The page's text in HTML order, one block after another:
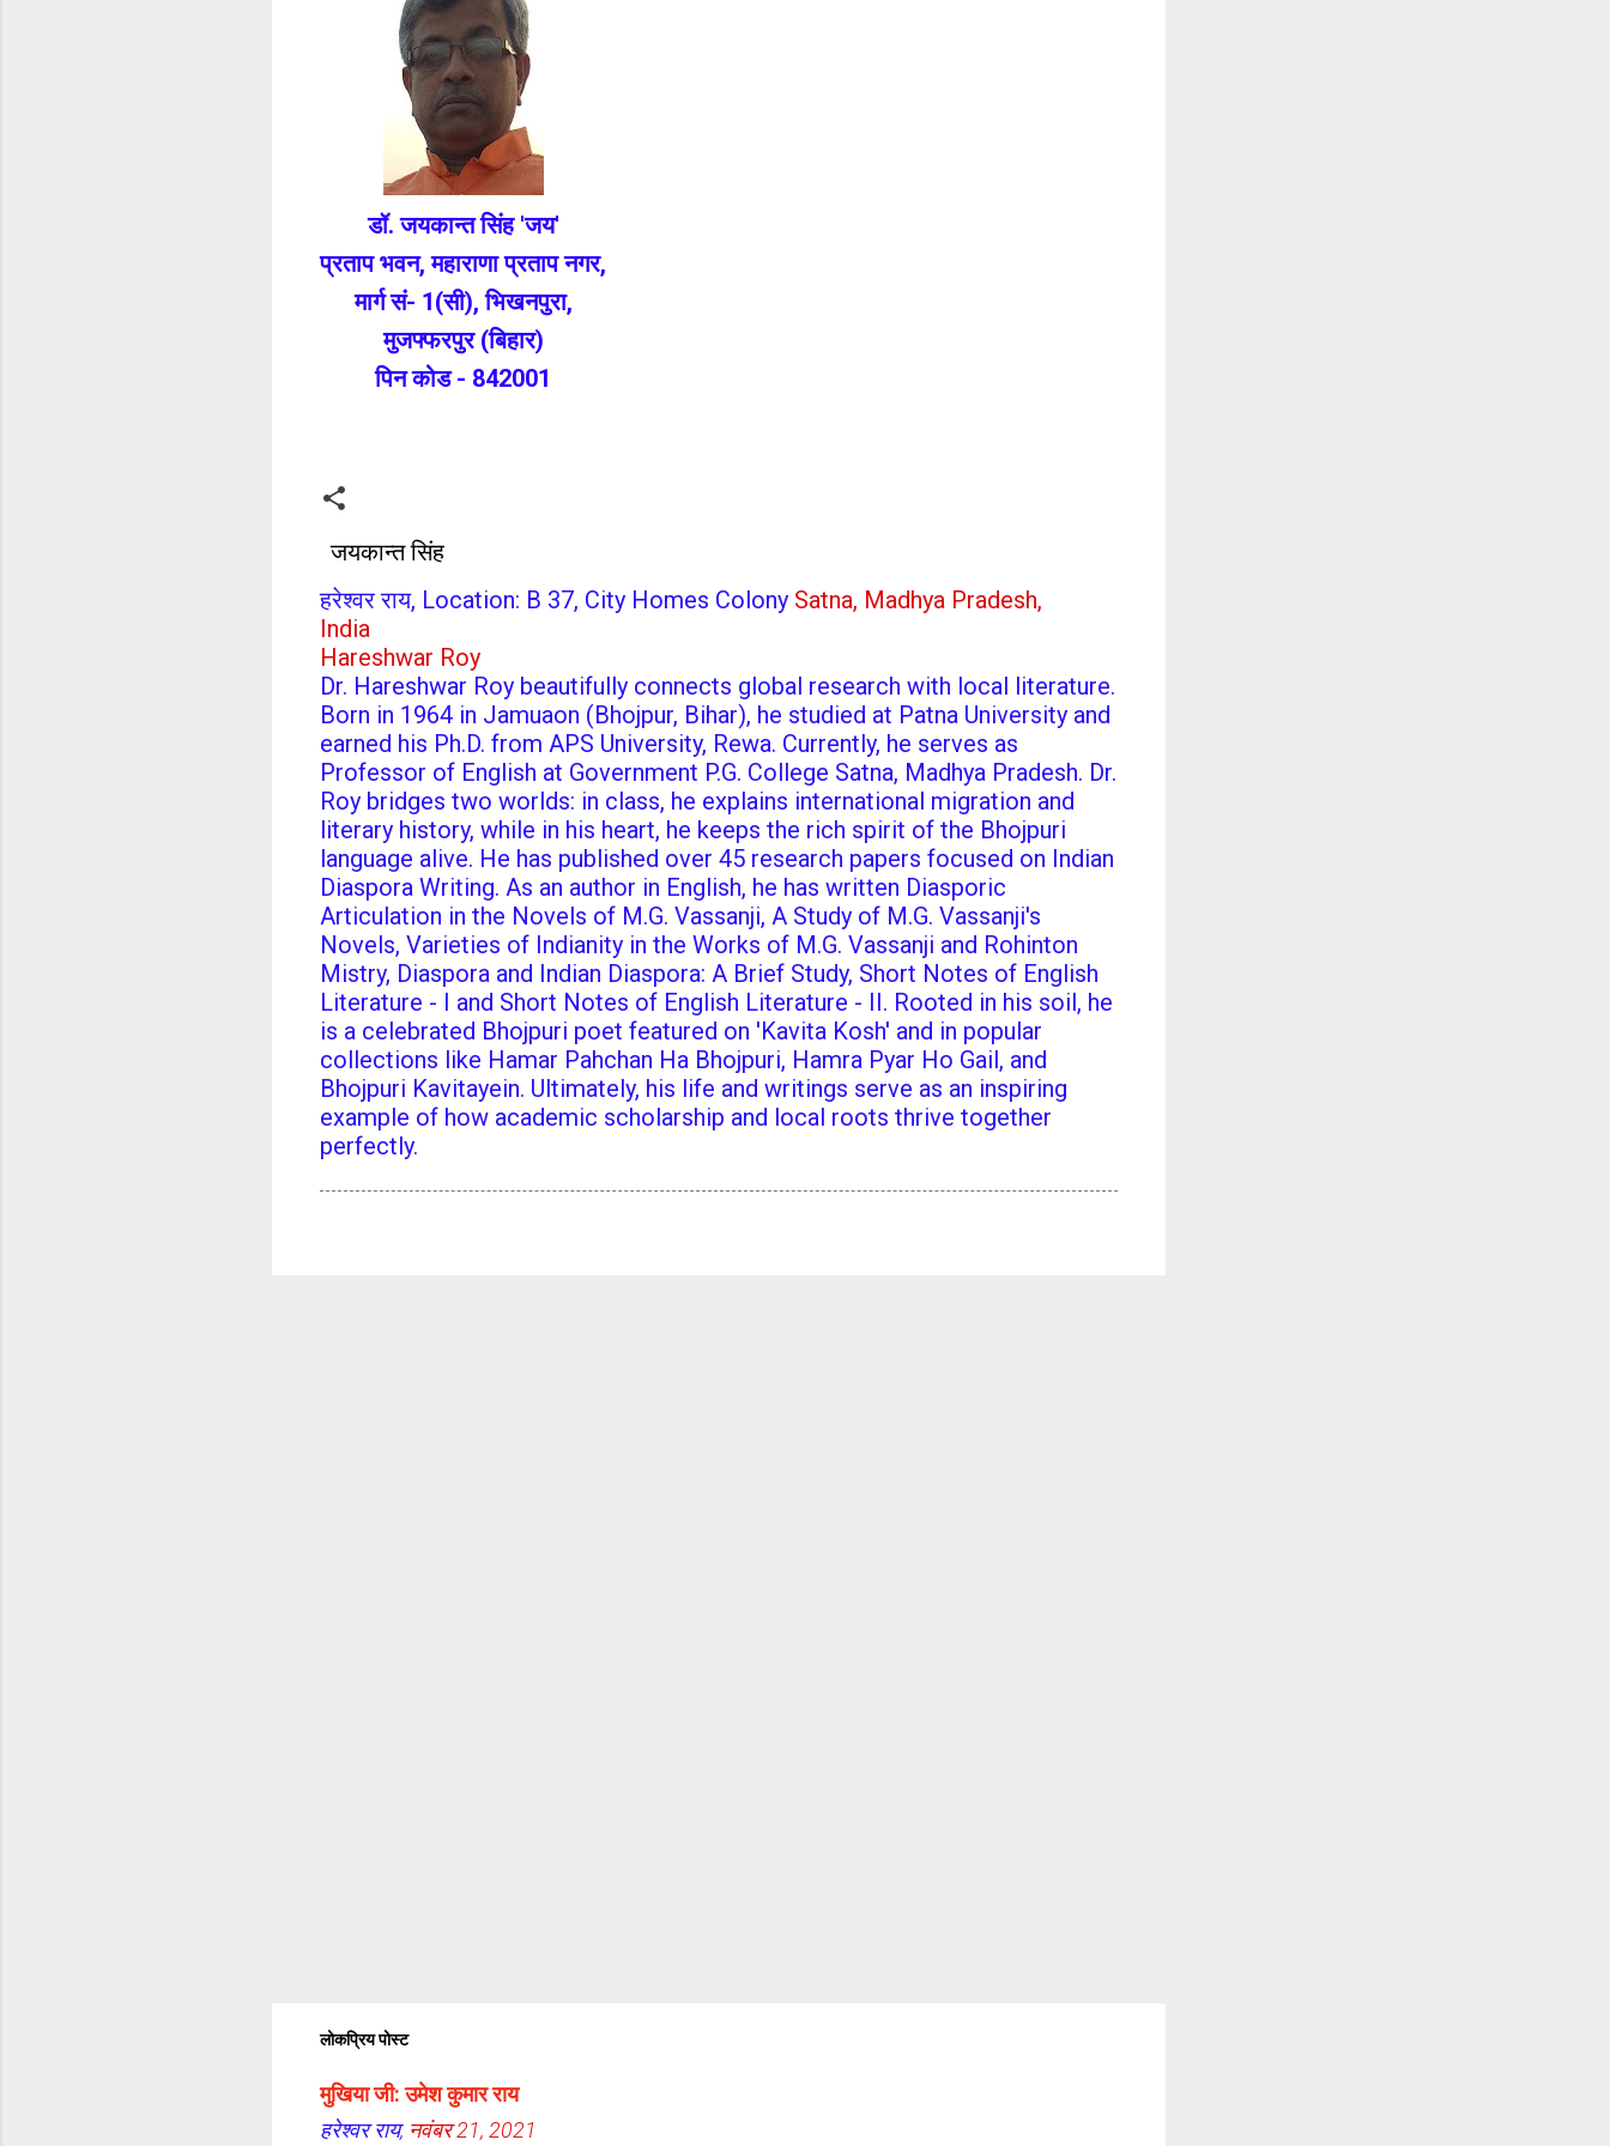
डॉ. जयकान्त सिंह 'जय'
प्रताप भवन, महाराणा प्रताप नगर,
मार्ग सं- 1(सी), भिखनपुरा,
मुजफ्फरपुर (बिहार)
पिन कोड - 842001
जयकान्त सिंह
हरेश्वर राय, Location: B 37, City Homes Colony Satna, Madhya Pradesh,
India
Hareshwar Roy
Dr. Hareshwar Roy beautifully connects global research with local literature.
Born in 1964 in Jamuaon (Bhojpur, Bihar), he studied at Patna University and
earned his Ph.D. from APS University, Rewa. Currently, he serves as
Professor of English at Government P.G. College Satna, Madhya Pradesh. Dr.
Roy bridges two worlds: in class, he explains international migration and
literary history, while in his heart, he keeps the rich spirit of the Bhojpuri
language alive. He has published over 45 research papers focused on Indian
Diaspora Writing. As an author in English, he has written Diasporic
Articulation in the Novels of M.G. Vassanji, A Study of M.G. Vassanji's
Novels, Varieties of Indianity in the Works of M.G. Vassanji and Rohinton
Mistry, Diaspora and Indian Diaspora: A Brief Study, Short Notes of English
Literature - I and Short Notes of English Literature - II. Rooted in his soil, he
is a celebrated Bhojpuri poet featured on 'Kavita Kosh' and in popular
collections like Hamar Pahchan Ha Bhojpuri, Hamra Pyar Ho Gail, and
Bhojpuri Kavitayein. Ultimately, his life and writings serve as an inspiring
example of how academic scholarship and local roots thrive together
perfectly.
लोकप्रिय पोस्ट
मुखिया जी: उमेश कुमार राय
हरेश्वर राय, नवंबर 21, 2021